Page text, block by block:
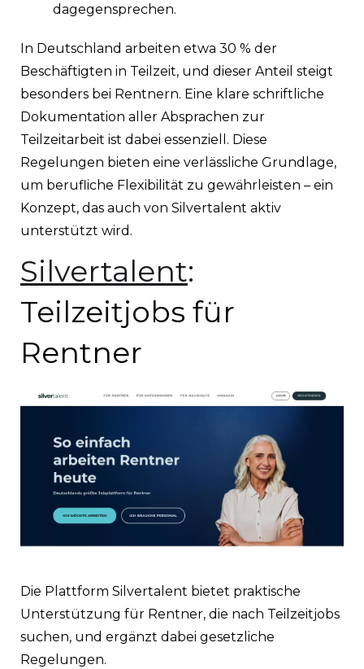
dagegensprechen.
In Deutschland arbeiten etwa 30 % der
Beschäftigten in Teilzeit, und dieser Anteil steigt
besonders bei Rentnern. Eine klare schriftliche
Dokumentation aller Absprachen zur
Teilzeitarbeit ist dabei essenziell. Diese
Regelungen bieten eine verlässliche Grundlage,
um berufliche Flexibilität zu gewährleisten – ein
Konzept, das auch von Silvertalent aktiv
unterstützt wird.
Silvertalent:
Teilzeitjobs für
Rentner
Die Plattform Silvertalent bietet praktische
Unterstützung für Rentner, die nach Teilzeitjobs
suchen, und ergänzt dabei gesetzliche
Regelungen.